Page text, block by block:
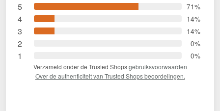
5 71%
4 14%
3 14%
2 0%
1 0%
Verzameld onder de Trusted Shopsgebruiksvoorwaarden
Over de authenticiteit van Trusted Shops beoordelingen.